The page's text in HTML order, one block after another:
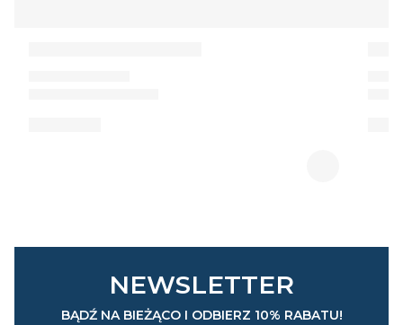
NEWSLETTER
BĄDŹ NA BIEŻĄCO I ODBIERZ 10% RABATU!